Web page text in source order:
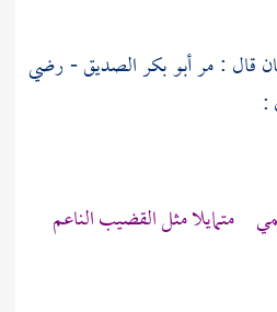
قال : مرأبو بكرالصديق - رضي
:
متمايلا مثل القضيب الناعم